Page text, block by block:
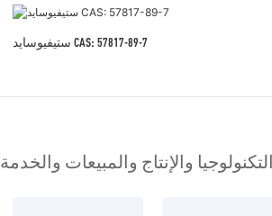
ستيفيوسايد CAS: 57817-89-7
والإنتاج والمبيعات والخدمة